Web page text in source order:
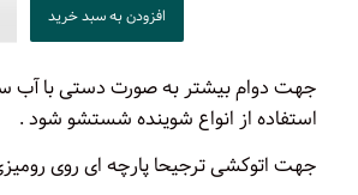
افزودن به سبد خرید
جهت دوام بیشتر به صورت دستی با آب
استفاده از انواع شوینده شستشو شود .
جهت اتوکشی ترجیحا پارچه ای روی